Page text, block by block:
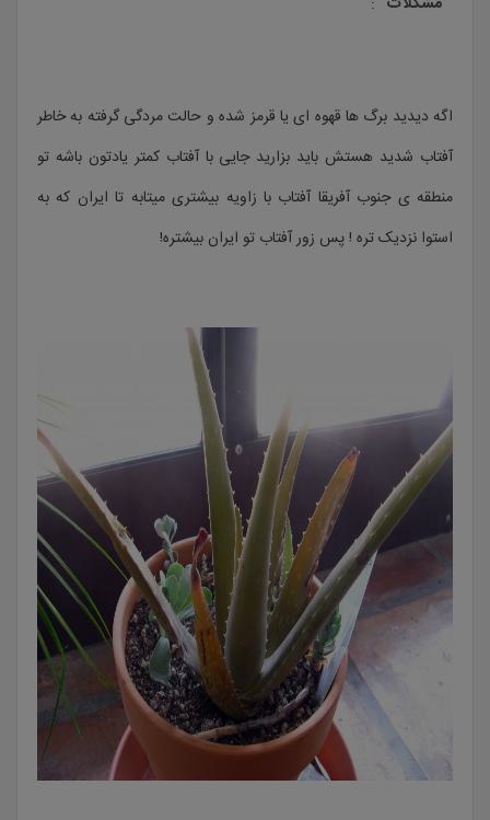
اگه دیدید برگ ها قهوه ای یا قرمز شده و حالت مردگی گرفته به خاطر
آفتاب شدید هستش باید بزارید جایی با آفتاب کمتر یادتون باشه تو
منطقه ی جنوب آفریقا آفتاب با زاویه بیشتری میتابه تا ایران که به
استوا نزدیک تره ! پس زور آفتاب تو ایران بیشتره!